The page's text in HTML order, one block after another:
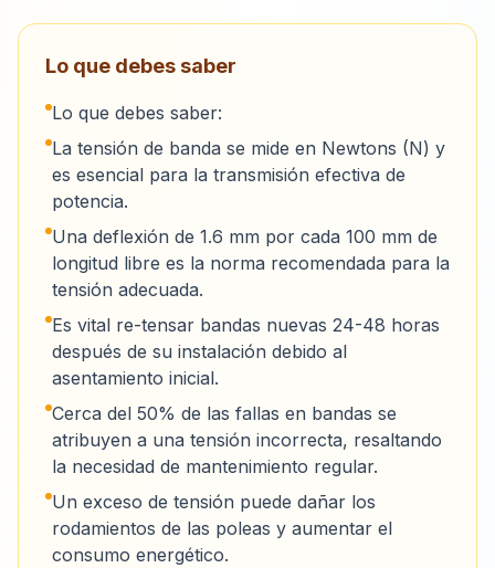
Lo que debes saber
Lo que debes saber:
La tensión de banda se mide en Newtons (N) y
es esencial para la transmisión efectiva de
potencia.
Una deflexión de 1.6 mm por cada 100 mm de
longitud libre es la norma recomendada para la
tensión adecuada.
Es vital re-tensar bandas nuevas 24-48 horas
después de su instalación debido al
asentamiento inicial.
Cerca del 50% de las fallas en bandas se
atribuyen a una tensión incorrecta, resaltando
la necesidad de mantenimiento regular.
Un exceso de tensión puede dañar los
rodamientos de las poleas y aumentar el
consumo energético.